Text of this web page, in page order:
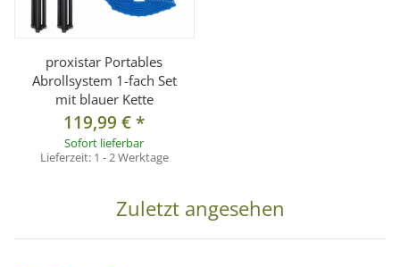
proxistar Portables
Abrollsystem 1-fach Set
mit blauer Kette
119,99 €*
Sofort lieferbar
Lieferzeit: 1 - 2 Werktage
Zuletzt angesehen